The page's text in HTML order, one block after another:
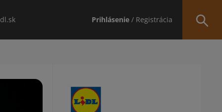
Prihlásenie / Registrácia
Obsah bočného panela